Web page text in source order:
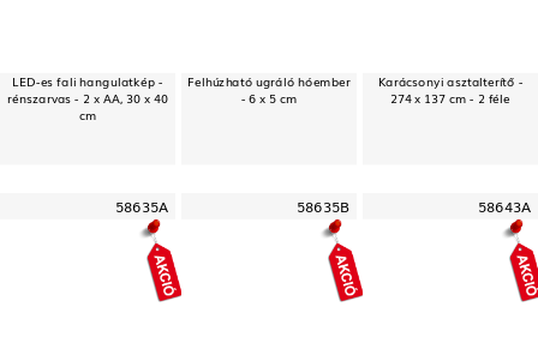
LED-es fali hangulatkép -
rénszarvas - 2 x AA, 30 x 40
cm
Felhúzható ugráló hóember
- 6 x 5 cm
Karácsonyi asztalterítő -
274 x 137 cm - 2 féle
58635A 58635B 58643A